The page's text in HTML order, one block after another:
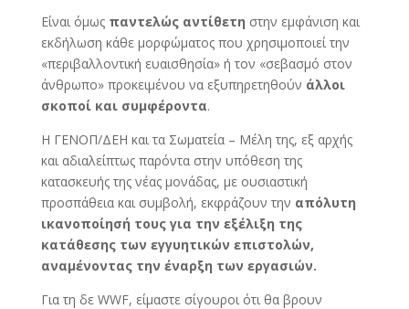
Είναι όμως παντελώς αντίθετη στην εμφάνιση και
εκδήλωση κάθε μορφώματος που χρησιμοποιεί την
«περιβαλλοντική ευαισθησία» ή τον «σεβασμό στον
άνθρωπο» προκειμένου να εξυπηρετηθούν άλλοι
σκοποί και συμφέροντα.
Η ΓΕΝΟΠ/ΔΕΗ και τα Σωματεία – Μέλη της, εξ αρχής
και αδιαλείπτως παρόντα στην υπόθεση της
κατασκευής της νέας μονάδας, με ουσιαστική
προσπάθεια και συμβολή, εκφράζουν την απόλυτη
ικανοποίησή τους για την εξέλιξη της
κατάθεσης των εγγυητικών επιστολών,
αναμένοντας την έναρξη των εργασιών.
Για τη δε WWF, είμαστε σίγουροι ότι θα βρουν